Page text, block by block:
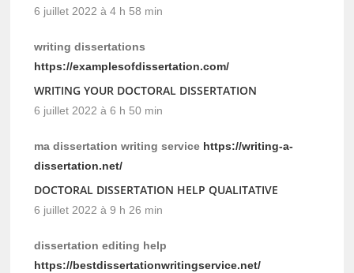
6 juillet 2022 à 4 h 58 min
writing dissertations
https://examplesofdissertation.com/
WRITING YOUR DOCTORAL DISSERTATION
6 juillet 2022 à 6 h 50 min
ma dissertation writing service https://writing-a-
dissertation.net/
DOCTORAL DISSERTATION HELP QUALITATIVE
6 juillet 2022 à 9 h 26 min
dissertation editing help
https://bestdissertationwritingservice.net/